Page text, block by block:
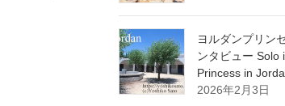
ヨルダンプリン
ンタビュー Solo
Princess in
2026年2月3日